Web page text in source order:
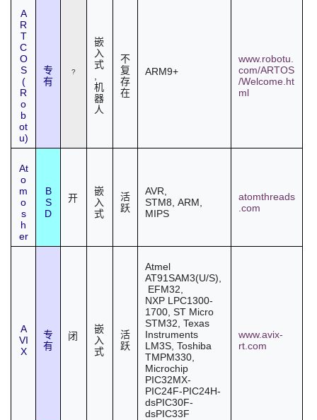
A
R
T
C
O
S
(
R
o
b
ot
u)
专
有
?
嵌
入
式
机
器
人
不
复
存
在
ARM9+
www.robotu.
com/ARTOS
/Welcome.ht
ml
At
o
m
o
s
h
er
B
S
D
开
嵌
入
式
活
跃
AVR
STM8, ARM
MIPS
atomthreads
.com
A
VI
X
专
有
闭
嵌
入
式
活
跃
Atmel
AT91SAM3(U/S),
EFM32
NXP LPC1300-
1700 , ST Micro
STM32, Texas
Instruments
LM3S, Toshiba
TMPM330,
Microchip
PIC32MX-
PIC24F-PIC24H-
dsPIC30F-
dsPIC33F
www.avix-
rt.com